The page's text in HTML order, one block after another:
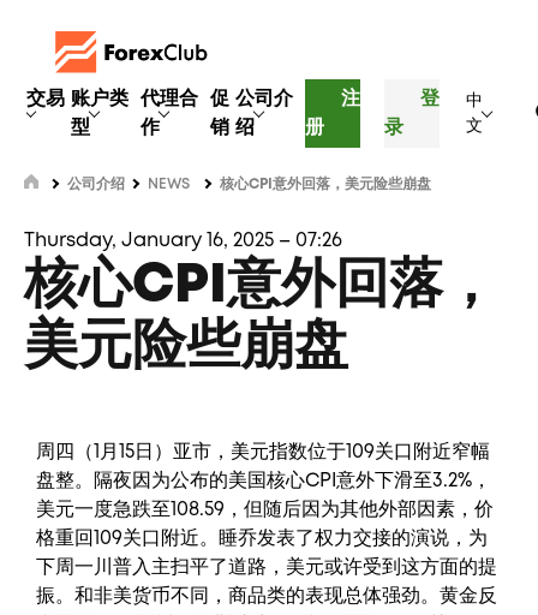
交易 账户类
型
代理合
作
促
销
公司介
绍
注
册
登
录
中
文
公司介绍 NEWS 核心CPI意外回落，美元险些崩盘
Thursday, January 16, 2025 – 07:26
核心CPI意外回落，
美元险些崩盘
周四（1月15日）亚市，美元指数位于109关口附近窄幅
盘整。隔夜因为公布的美国核心CPI意外下滑至3.2%，
美元一度急跌至108.59，但随后因为其他外部因素，价
格重回109关口附近。睡乔发表了权力交接的演说，为
下周一川普入主扫平了道路，美元或许受到这方面的提
振。和非美货币不同，商品类的表现总体强劲。黄金反